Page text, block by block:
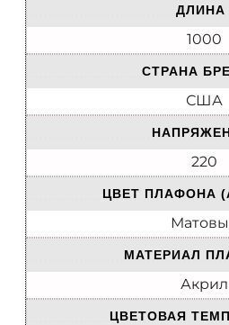
ДЛИНА
1000
СТРАНА
США
220
ЦВЕТ ПЛАФОНА
МАТЕРИАЛ
Акрил
ЦВЕТОВАЯ